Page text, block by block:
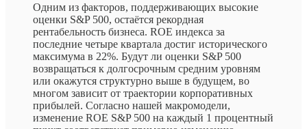
Одним из факторов, поддерживающих высокие
оценки S&P 500, остаётся рекордная
рентабельность бизнеса. ROE индекса за
последние четыре квартала достиг исторического
максимума в 22%. Будут ли оценки S&P 500
возвращаться к долгосрочным средним уровням
или окажутся структурно выше в будущем, во
многом зависит от траектории корпоративных
прибылей. Согласно нашей макромодели,
изменение ROE S&P 500 на каждый 1 процентный